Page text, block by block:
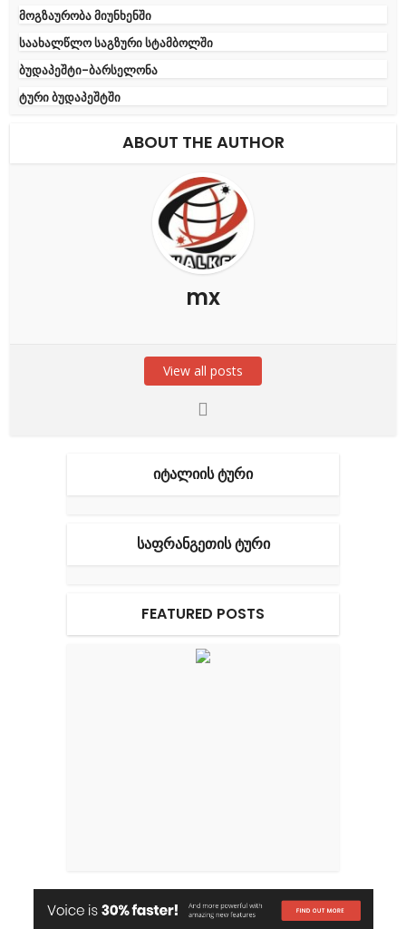
მოგზაურობა მიუნხენში
საახალწლო საგზური სტამბოლში
ბუდაპეშტი-ბარსელონა
ტური ბუდაპეშტში
ABOUT THE AUTHOR
mx
View all posts
ᲘᲢᲐᲚᲘᲘᲡ ᲢᲣᲠᲘ
ᲡᲐᲤᲠᲐᲜᲒᲔᲗᲘᲡ ᲢᲣᲠᲘ
FEATURED POSTS